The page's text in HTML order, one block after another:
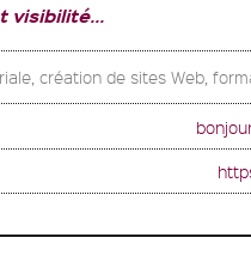
visibilité...
création de sites Web,